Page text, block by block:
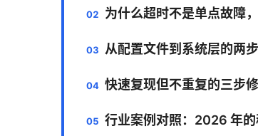
为什么超时不是单点故障
从配置文件到系统层的两
快速复现但不重复的三步
行业案例对照：2026 年